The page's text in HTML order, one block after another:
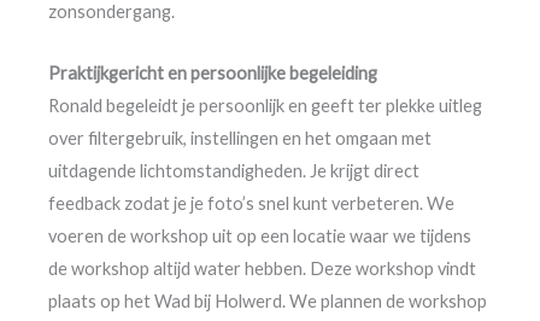
zonsondergang.
Praktijkgericht en persoonlijke begeleiding
Ronald begeleidt je persoonlijk en geeft ter plekke uitleg
over filtergebruik, instellingen en het omgaan met
uitdagende lichtomstandigheden. Je krijgt direct
feedback zodat je je foto’s snel kunt verbeteren. We
voeren de workshop uit op een locatie waar we tijdens
de workshop altijd water hebben. Deze workshop vindt
plaats op het Wad bij Holwerd. We plannen de workshop